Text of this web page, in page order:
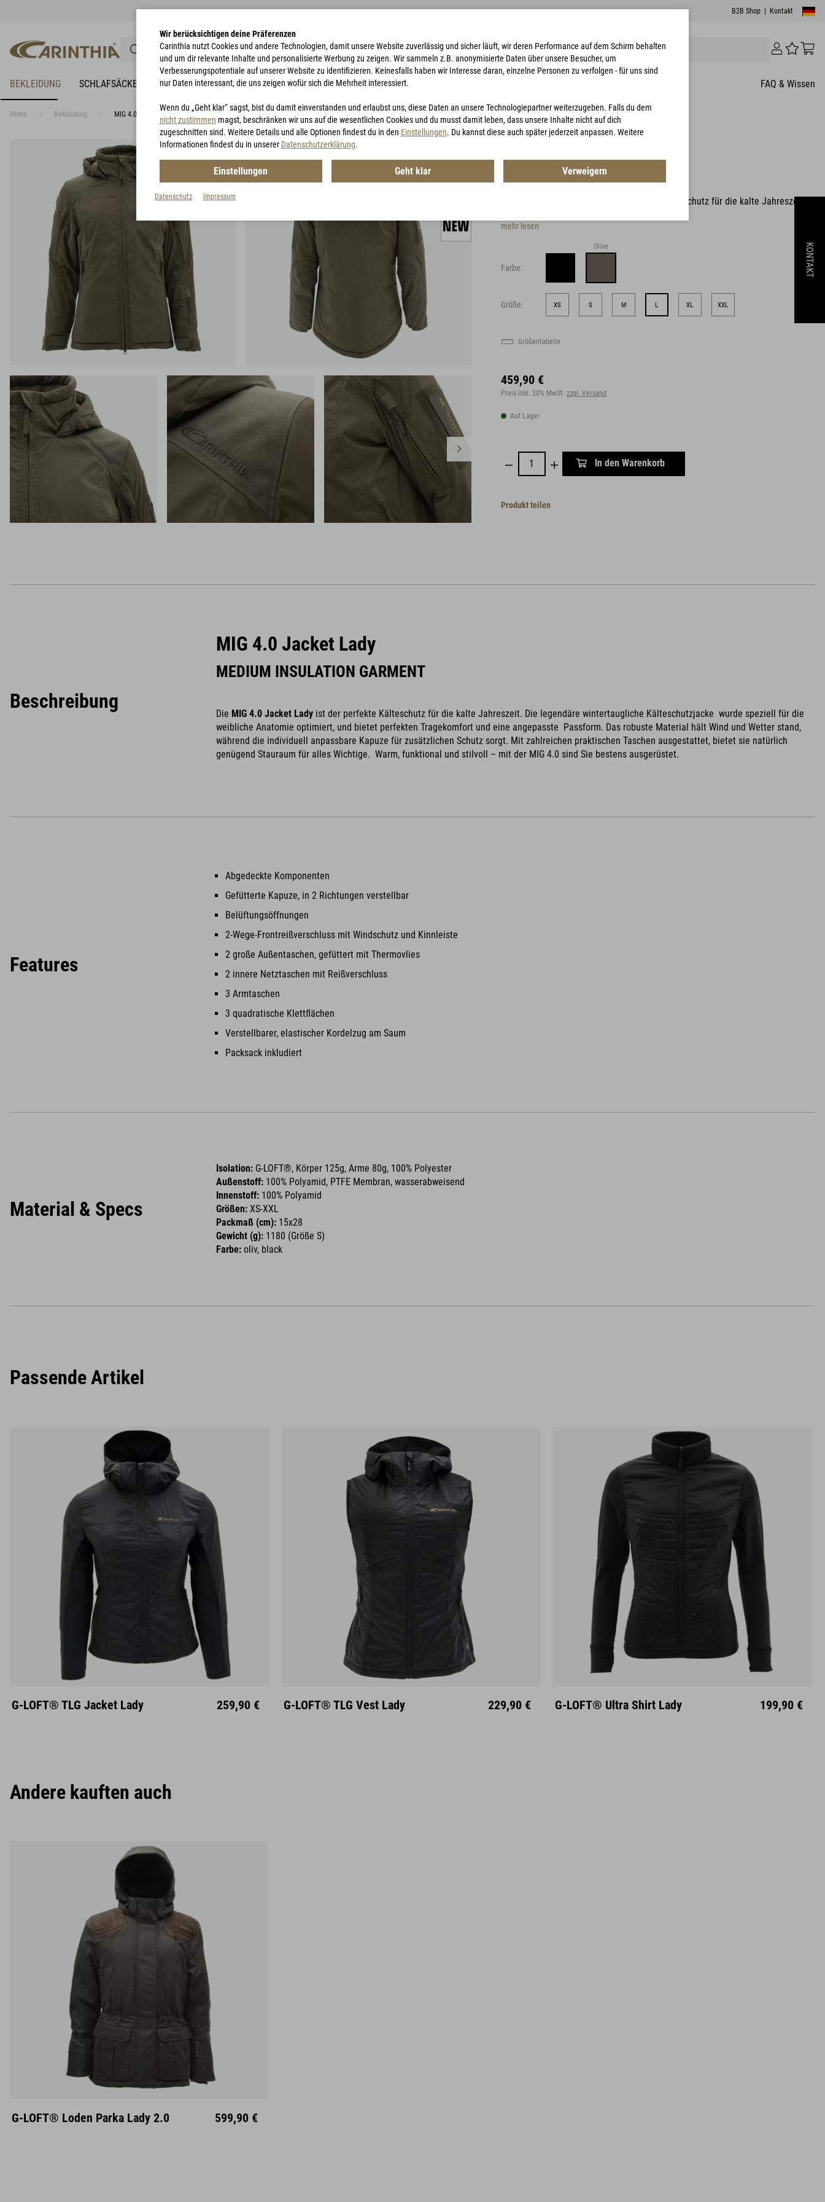
B2B Shop Kontakt
BEKLEIDUNG SCHLAFSÄCKE NÄSSESCHUTZ BIWAKZELTE ACCESSORIES JAGD FAQ & Wissen
Home Bekleidung MIG 4.0 Jacket Lady
MG4263
Die MIG 4.0 Jacket Lady ist der perfekte Kälteschutz für die kalte Jahreszeit
mehr lesen
Farbe:
Olive
Größe: XS S M L XL XXL
Größentabelle
459,90 €
Preis inkl. 20% MwSt. zzgl. Versand
Auf Lager
In den Warenkorb
Produkt teilen
Beschreibung
MIG 4.0 Jacket Lady
MEDIUM INSULATION GARMENT
Die MIG 4.0 Jacket Lady ist der perfekte Kälteschutz für die kalte Jahreszeit. Die legendäre wintertaugliche Kälteschutzjacke wurde speziell für die
weibliche Anatomie optimiert, und bietet perfekten Tragekomfort und eine angepasste Passform. Das robuste Material hält Wind und Wetter stand,
während die individuell anpassbare Kapuze für zusätzlichen Schutz sorgt. Mit zahlreichen praktischen Taschen ausgestattet, bietet sie natürlich
genügend Stauraum für alles Wichtige. Warm, funktional und stilvoll – mit der MIG 4.0 sind Sie bestens ausgerüstet.
Features
Abgedeckte Komponenten
Gefütterte Kapuze, in 2 Richtungen verstellbar
Belüftungsöffnungen
2-Wege-Frontreißverschluss mit Windschutz und Kinnleiste
2 große Außentaschen, gefüttert mit Thermovlies
2 innere Netztaschen mit Reißverschluss
3 Armtaschen
3 quadratische Klettflächen
Verstellbarer, elastischer Kordelzug am Saum
Packsack inkludiert
Material & Specs
Isolation: G-LOFT®, Körper 125g, Arme 80g, 100% Polyester
Außenstoff: 100% Polyamid, PTFE Membran, wasserabweisend
Innenstoff: 100% Polyamid
Größen: XS-XXL
Packmaß (cm): 15x28
Gewicht (g): 1180 (Größe S)
Farbe: oliv, black
Passende Artikel
XS S M XXL
G-LOFT® TLG Jacket Lady 259,90 € XS S M XXL
G-LOFT® TLG Vest Lady 229,90 € XS S M XXL
G-LOFT® Ultra Shirt Lady 199,90 €
Andere kauften auch
XL
XXXL
G-LOFT® Loden Parka Lady 2.0 599,90 €
KONTAKT
Wir berücksichtigen deine Präferenzen
Carinthia nutzt Cookies und andere Technologien, damit unsere Website zuverlässig und sicher läuft, wir deren Performance auf dem Schirm behalten
und um dir relevante Inhalte und personalisierte Werbung zu zeigen. Wir sammeln z.B. anonymisierte Daten über unsere Besucher, um
Verbesserungspotentiale auf unserer Website zu identifizieren. Keinesfalls haben wir Interesse daran, einzelne Personen zu verfolgen - für uns sind
nur Daten interessant, die uns zeigen wofür sich die Mehrheit interessiert.
Wenn du „Geht klar“ sagst, bist du damit einverstanden und erlaubst uns, diese Daten an unsere Technologiepartner weiterzugeben. Falls du dem
nicht zustimmen magst, beschränken wir uns auf die wesentlichen Cookies und du musst damit leben, dass unsere Inhalte nicht auf dich
zugeschnitten sind. Weitere Details und alle Optionen findest du in den Einstellungen. Du kannst diese auch später jederzeit anpassen. Weitere
Informationen findest du in unserer Datenschutzerklärung.
Einstellungen Geht klar Verweigern
Datenschutz Impressum